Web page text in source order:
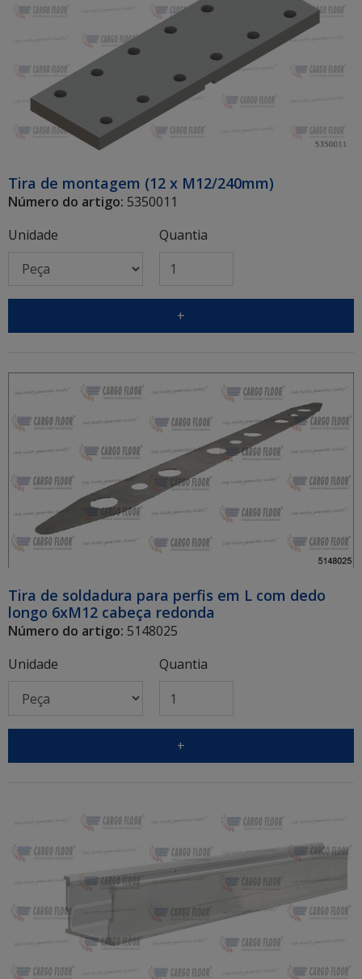
Tira de montagem (12 x M12/240mm)
Número do artigo: 5350011
Unidade
Quantia
+
Tira de soldadura para perfis em L com dedo
longo 6xM12 cabeça redonda
Número do artigo: 5148025
Unidade
Quantia
+